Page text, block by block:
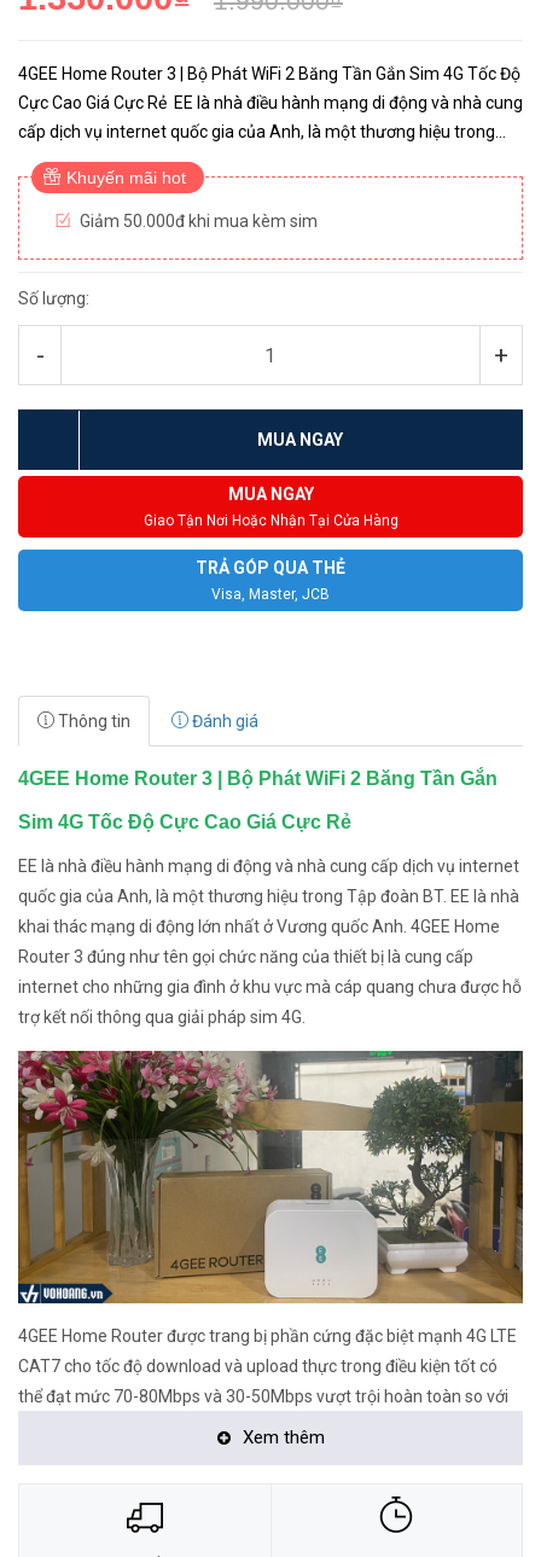
4GEE Home Router 3 | Bộ Phát WiFi 2 Băng Tần Gắn Sim 4G Tốc Độ
Cực Cao Giá Cực Rẻ EE là nhà điều hành mạng di động và nhà cung
cấp dịch vụ internet quốc gia của Anh, là một thương hiệu trong
Tập đoàn BT. EE là nhà khai thác mạng di động lớn ...
Khuyến mãi hot
Giảm 50.000đ khi mua kèm sim
Số lượng:
- +
MUA NGAY
MUA NGAY
Giao Tận Nơi Hoặc Nhận Tại Cửa Hàng
TRẢ GÓP QUA THẺ
Visa, Master, JCB
Thông tin Đánh giá
4GEE Home Router 3 | Bộ Phát WiFi 2 Băng Tần Gắn
Sim 4G Tốc Độ Cực Cao Giá Cực Rẻ
EE là nhà điều hành mạng di động và nhà cung cấp dịch vụ internet
quốc gia của Anh, là một thương hiệu trong Tập đoàn BT. EE là nhà
khai thác mạng di động lớn nhất ở Vương quốc Anh. 4GEE Home
Router 3 đúng như tên gọi chức năng của thiết bị là cung cấp
internet cho những gia đình ở khu vực mà cáp quang chưa được hỗ
trợ kết nối thông qua giải pháp sim 4G.
4GEE Home Router được trang bị phần cứng đặc biệt mạnh 4G LTE
CAT7 cho tốc độ download và upload thực trong điều kiện tốt có
thể đạt mức 70-80Mbps và 30-50Mbps vượt trội hoàn toàn so với
những sản phẩm phân khúc tầm cao như Huawei B535-932A hay
4GEE Home Router 3 là một hộp màu trắng trơn có logo EE và đèn
báo ở trên cùng, các cổng ở phía sau và lỗ thông hơi ở phía dưới,có
Xem thêm